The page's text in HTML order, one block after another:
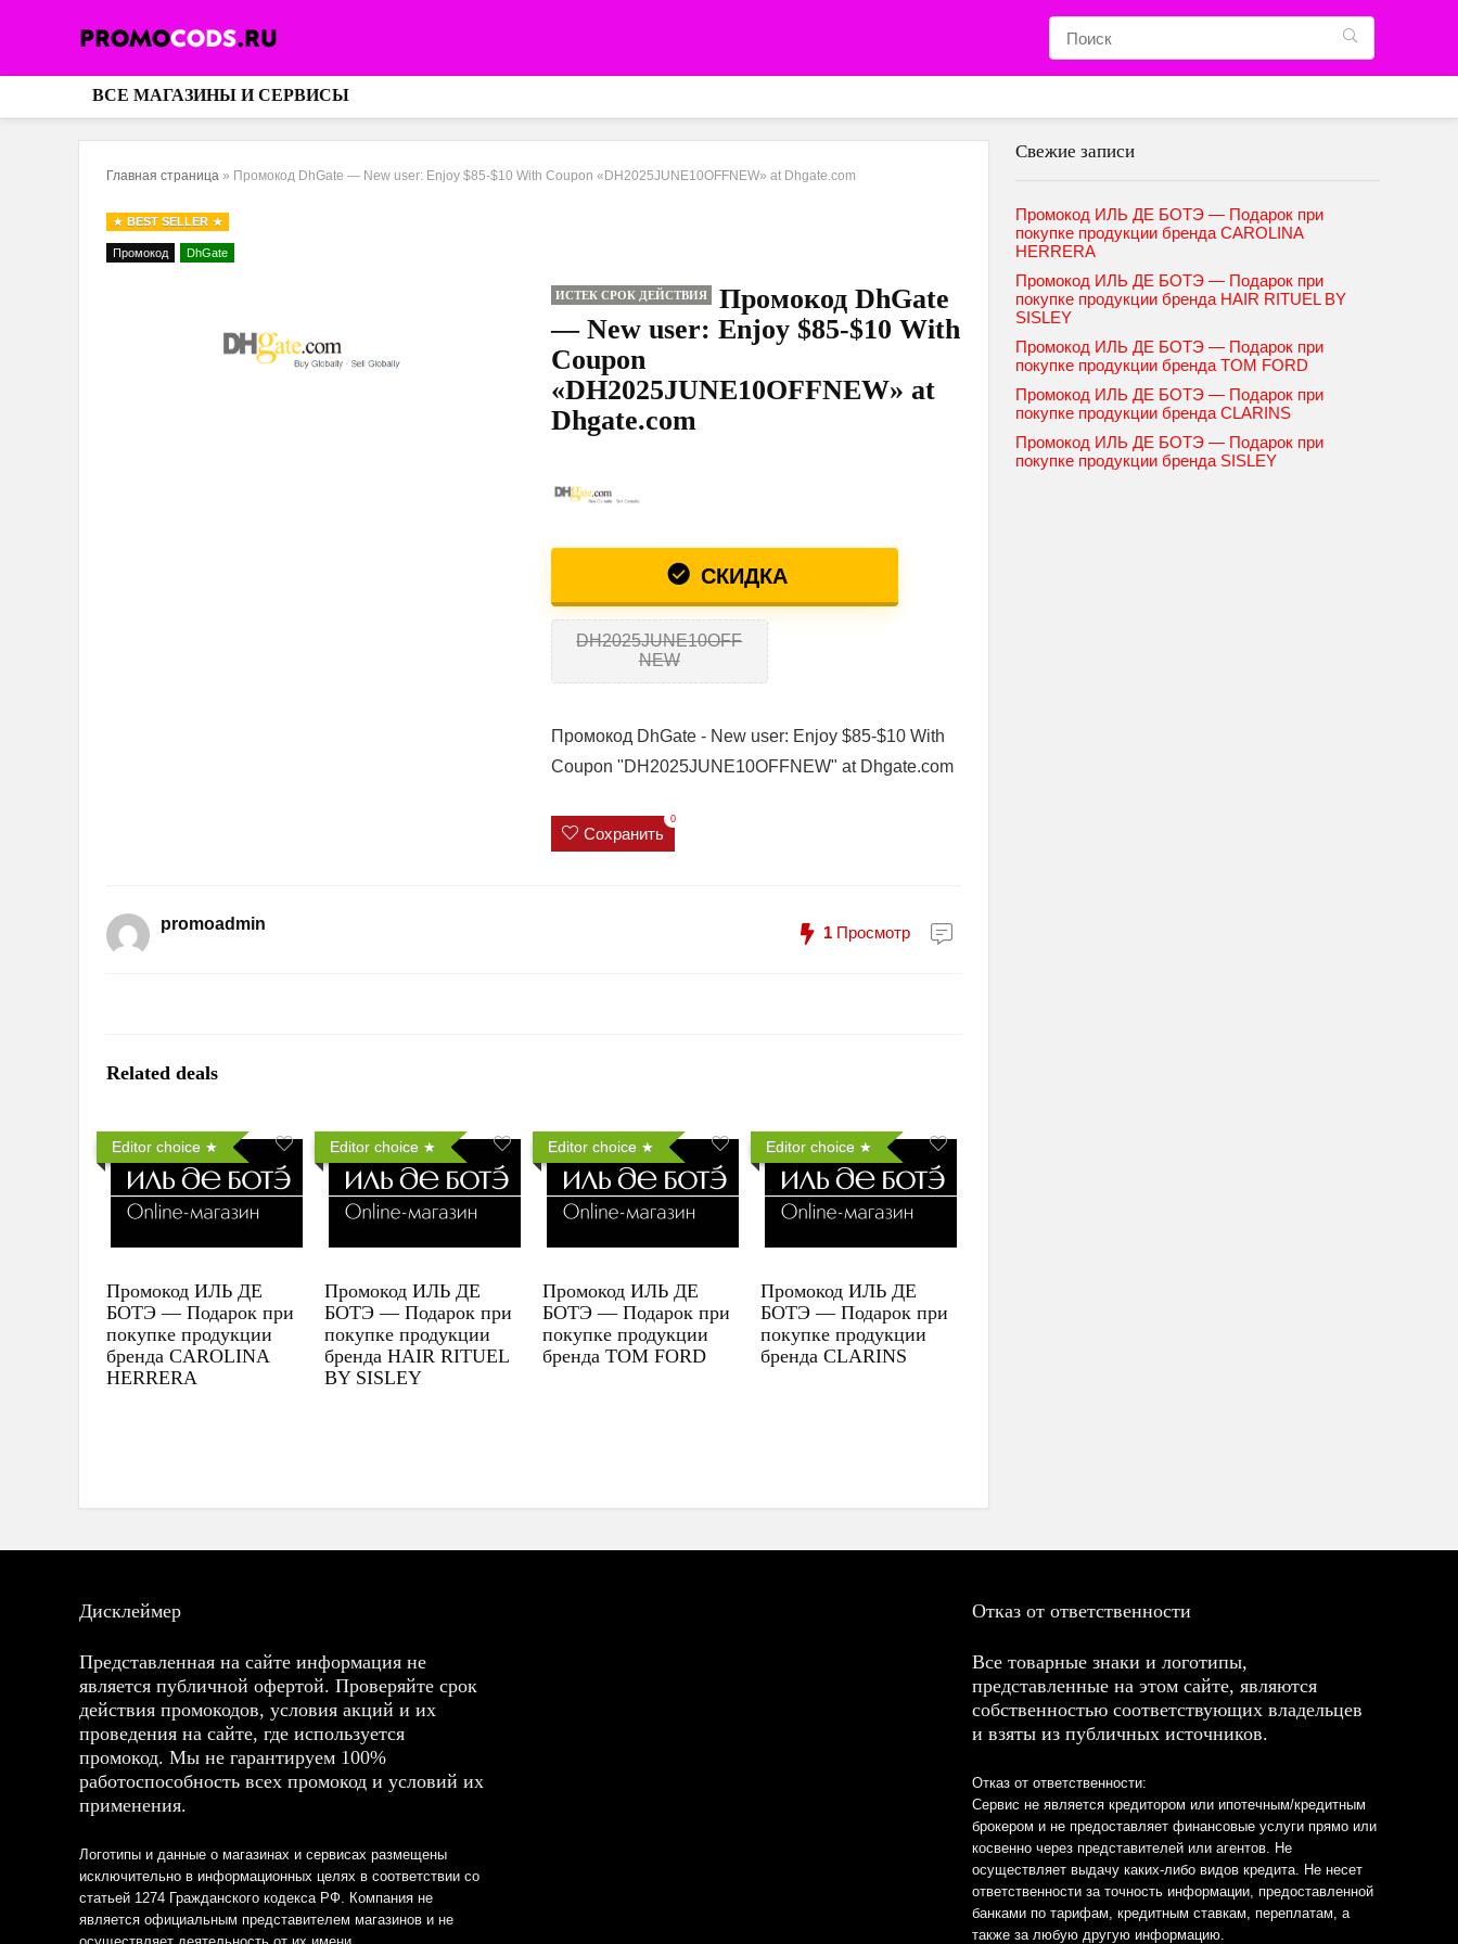
ВСЕ МАГАЗИНЫ И СЕРВИСЫ
Главная страница » Промокод DhGate — New user: Enjoy $85-$10 With Coupon «DH2025JUNE10OFFNEW» at Dhgate.com
BEST SELLER
Промокод DhGate
ИСТЕК СРОК ДЕЙСТВИЯ
Промокод DhGate
— New user: Enjoy $85-$10 With
Coupon
«DH2025JUNE10OFFNEW» at
Dhgate.com
СКИДКА
DH2025JUNE10OFF
NEW
Промокод DhGate - New user: Enjoy $85-$10 With
Coupon "DH2025JUNE10OFFNEW" at Dhgate.com
Сохранить
0
promoadmin 1 Просмотр
Related deals
Editor choice
Промокод ИЛЬ ДЕ
БОТЭ — Подарок при
покупке продукции
бренда CAROLINA
HERRERA
Editor choice
Промокод ИЛЬ ДЕ
БОТЭ — Подарок при
покупке продукции
бренда HAIR RITUEL
BY SISLEY
Editor choice
Промокод ИЛЬ ДЕ
БОТЭ — Подарок при
покупке продукции
бренда TOM FORD
Editor choice
Промокод ИЛЬ ДЕ
БОТЭ — Подарок при
покупке продукции
бренда CLARINS
Свежие записи
Промокод ИЛЬ ДЕ БОТЭ — Подарок при
покупке продукции бренда CAROLINA
HERRERA
Промокод ИЛЬ ДЕ БОТЭ — Подарок при
покупке продукции бренда HAIR RITUEL BY
SISLEY
Промокод ИЛЬ ДЕ БОТЭ — Подарок при
покупке продукции бренда TOM FORD
Промокод ИЛЬ ДЕ БОТЭ — Подарок при
покупке продукции бренда CLARINS
Промокод ИЛЬ ДЕ БОТЭ — Подарок при
покупке продукции бренда SISLEY
Дисклеймер
Представленная на сайте информация не
является публичной офертой. Проверяйте срок
действия промокодов, условия акций и их
проведения на сайте, где используется
промокод. Мы не гарантируем 100%
работоспособность всех промокод и условий их
применения.
Логотипы и данные о магазинах и сервисах размещены
исключительно в информационных целях в соответствии со
статьей 1274 Гражданского кодекса РФ. Компания не
является официальным представителем магазинов и не
Отказ от ответственности
Все товарные знаки и логотипы,
представленные на этом сайте, являются
собственностью соответствующих владельцев
и взяты из публичных источников.
Отказ от ответственности:
Сервис не является кредитором или ипотечным/кредитным
брокером и не предоставляет финансовые услуги прямо или
косвенно через представителей или агентов. Не
осуществляет выдачу каких-либо видов кредита. Не несет
ответственности за точность информации, предоставленной
банками по тарифам, кредитным ставкам, переплатам, а
также за любую другую информацию.